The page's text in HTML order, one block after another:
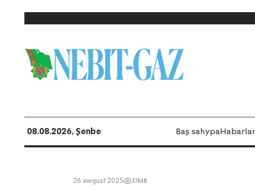
08.08.2026, Şenbe Baş sahypaHabarlar
26 awgust 2025 37610